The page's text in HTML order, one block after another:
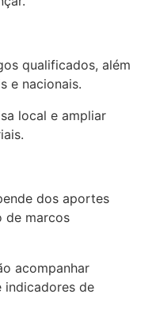
qualificados, além
e nacionais.
local e ampliar
dos aportes
de marcos
acompanhar
indicadores de